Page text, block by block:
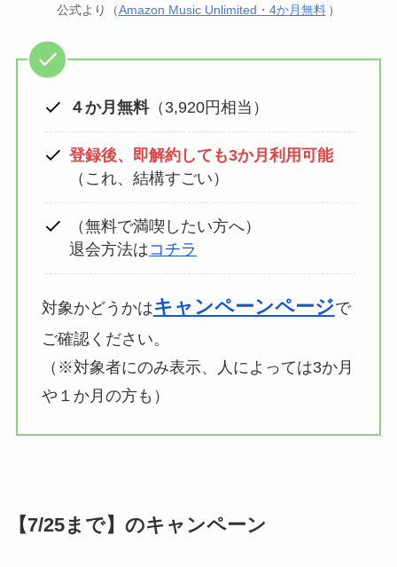
公式より（Amazon Music Unlimited・4か月無料 ）
４か月無料（3,920円相当）
登録後、即解約しても3か月利用可能
（これ、結構すごい）
（無料で満喫したい方へ）
退会方法はコチラ
対象かどうかはキャンペーンページで
ご確認ください。
（※対象者にのみ表示、人によっては3か月
や１か月の方も）
【7/25まで】のキャンペーン